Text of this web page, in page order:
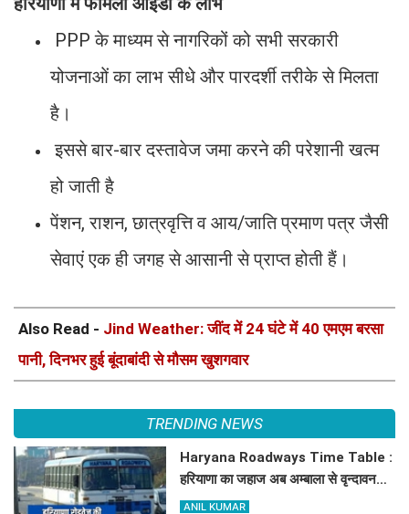
PPP के माध्यम से नागरिकों को सभी सरकारी
योजनाओं का लाभ सीधे और पारदर्शी तरीके से मिलता
है।
इससे बार-बार दस्तावेज जमा करने की परेशानी खत्म
हो जाती है
पेंशन, राशन, छात्रवृत्ति व आय/जाति प्रमाण पत्र जैसी
सेवाएं एक ही जगह से आसानी से प्राप्त होती हैं।
Also Read - Jind Weather: जींद में 24 घंटे में 40 एमएम बरसा
पानी, दिनभर हुई बूंदाबांदी से मौसम खुशगवार
TRENDING NEWS
Haryana Roadways Time Table :
हरियाणा का जहाज अब अम्बाला से वृन्दावन
दौड़ेगा, मथुरा वालों को भी मिलेगा लाभ, देखें
ANIL KUMAR